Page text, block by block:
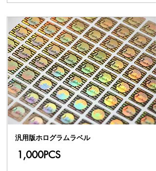
汎用版ホログラムラベル
1,000PCS